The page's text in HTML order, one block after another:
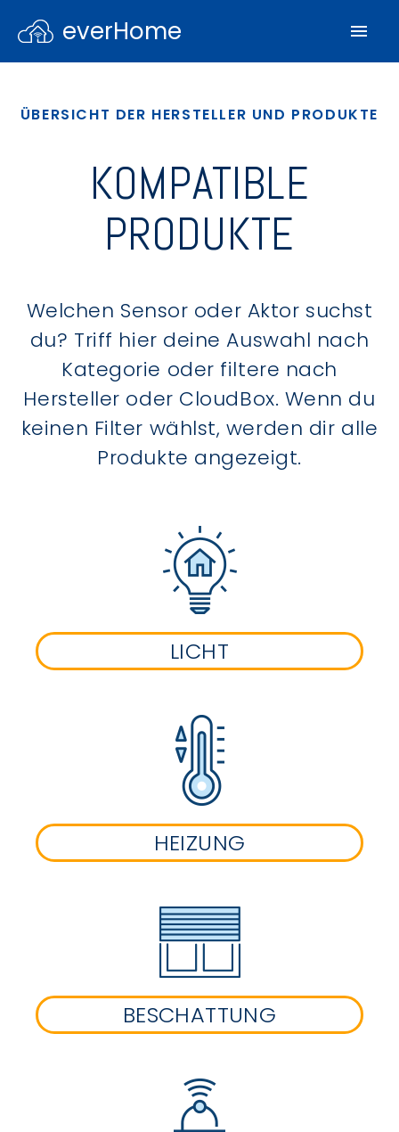
everHome
ÜBERSICHT DER HERSTELLER UND PRODUKTE
KOMPATIBLE
PRODUKTE
Welchen Sensor oder Aktor suchst
du? Triff hier deine Auswahl nach
Kategorie oder filtere nach
Hersteller oder CloudBox. Wenn du
keinen Filter wählst, werden dir alle
Produkte angezeigt.
LICHT
HEIZUNG
BESCHATTUNG